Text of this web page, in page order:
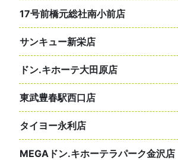
17号前橋元総社南小前店
サンキュー新栄店
ドン.キホーテ大田原店
東武豊春駅西口店
タイヨー永利店
MEGAドン.キホーテラパーク金沢店